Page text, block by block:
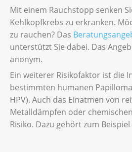
Mit einem Rauchstopp senken
Kehlkopfkrebs zu erkranken.
zu rauchen? Das
unterstützt Sie dabei. Das
anonym.
Ein weiterer Risikofaktor ist die
bestimmten humanen
HPV). Auch das Einatmen von
Metalldämpfen oder
Risiko. Dazu gehört zum Beispiel